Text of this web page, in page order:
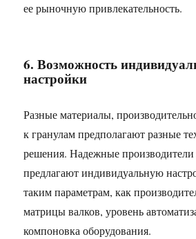
ее рыночную привлекательность.
6. Возможность
настройки
Разные материалы,
к гранулам предполагают разные
решения. Надежные
предлагают индивидуальную
таким параметрам, как
матрицы валков, уровень
компоновка оборудования.